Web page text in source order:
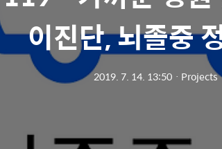
이진단, 뇌졸중
2019. 7. 14. 13:50ㆍ Projects